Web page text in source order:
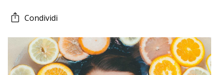
per mantenere la pelle del viso detersa e in salute.
Partiamo da un presupposto: tante volte a una pelle
[…]
Condividi